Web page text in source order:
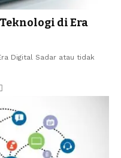
di Era
Digital Sadar atau tidak